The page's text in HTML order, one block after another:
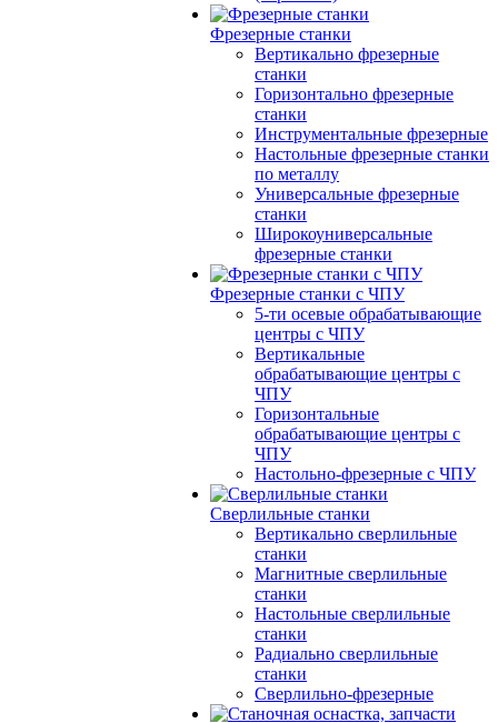
Фрезерные станки
Вертикально фрезерные
станки
Горизонтально фрезерные
станки
Инструментальные фрезерные
Настольные фрезерные станки
по металлу
Универсальные фрезерные
станки
Широкоуниверсальные
фрезерные станки
Фрезерные станки с ЧПУ
5-ти осевые обрабатывающие
центры с ЧПУ
Вертикальные
обрабатывающие центры с
ЧПУ
Горизонтальные
обрабатывающие центры с
ЧПУ
Настольно-фрезерные с ЧПУ
Сверлильные станки
Вертикально сверлильные
станки
Магнитные сверлильные
станки
Настольные сверлильные
станки
Радиально сверлильные
станки
Сверлильно-фрезерные